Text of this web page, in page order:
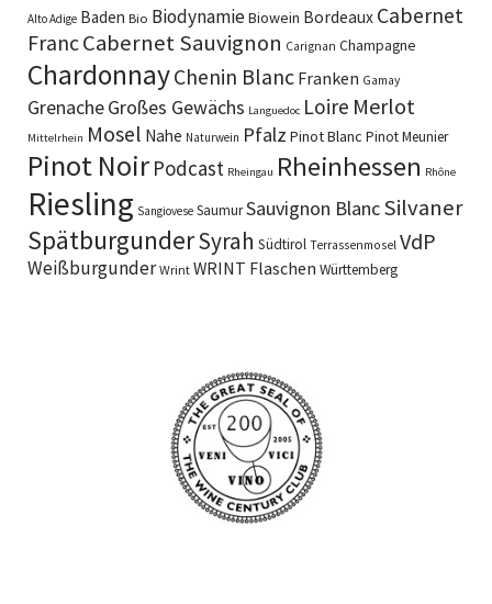
Alto Adige Baden Bio BiodynamieBiowein Bordeaux Cabernet
FrancCabernet Sauvignon Carignan Champagne
ChardonnayChenin Blanc Franken Gamay
GrenacheGroßes Gewächs Languedoc Loire Merlot
Mittelrhein Mosel Nahe Naturwein Pfalz Pinot Blanc Pinot Meunier
Pinot Noir Podcast Rheingau Rheinhessen Rhône
Riesling Sangiovese SaumurSauvignon BlancSilvaner
SpätburgunderSyrah Südtirol Terrassenmosel VdP
Weißburgunder Wrint WRINT Flaschen Württemberg